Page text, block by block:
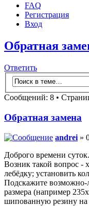
FAQ
Регистрация
Вход
Обратная
Ответить
Сообщений: 8 •
Обратная замена
andrei »
Доброго времени суток.
Возник такой вопрос -
лебёдку; установить
Подскажите возможно-
размера (например
шипованную резину